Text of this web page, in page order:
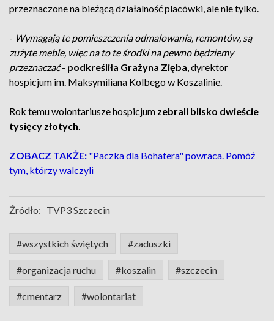
przeznaczone na bieżącą działalność placówki, ale nie tylko.
- Wymagają te pomieszczenia odmalowania, remontów, są
zużyte meble, więc na to te środki na pewno będziemy
przeznaczać- podkreśliła Grażyna Zięba, dyrektor
hospicjum im. Maksymiliana Kolbego w Koszalinie.
Rok temu wolontariusze hospicjum zebrali blisko dwieście
tysięcy złotych.
ZOBACZ TAKŻE: "Paczka dla Bohatera" powraca. Pomóż
tym, którzy walczyli
Źródło: TVP3 Szczecin
#wszystkich świętych #zaduszki
#organizacja ruchu #koszalin #szczecin
#cmentarz #wolontariat